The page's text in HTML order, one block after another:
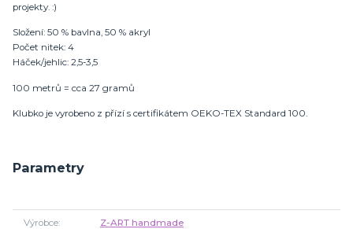
projekty. :)
Složení: 50 % bavlna, 50 % akryl
Počet nitek: 4
Háček/jehlic: 2,5-3,5
100 metrů = cca 27 gramů
Klubko je vyrobeno z přízí s certifikátem OEKO-TEX Standard 100.
Parametry
Výrobce Z-ART handmade